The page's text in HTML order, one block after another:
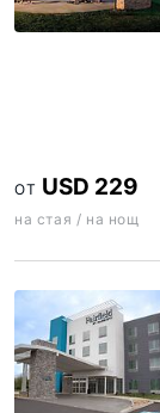
ОТ USD 229
на стая / на нощ